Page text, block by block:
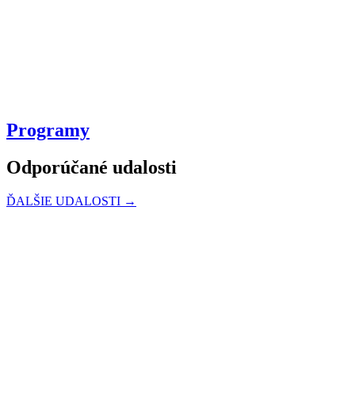
Programy
Odporúčané udalosti
ĎALŠIE UDALOSTI →